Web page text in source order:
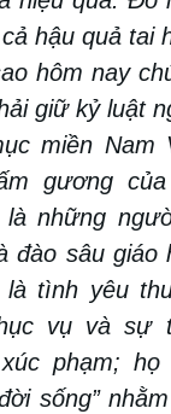
hậu quả tai
hôm nay
giữ kỷ luật
miền Nam
gương
là những
đào sâu giáo
là tình yêu
vụ và sự
phạm;
sống”